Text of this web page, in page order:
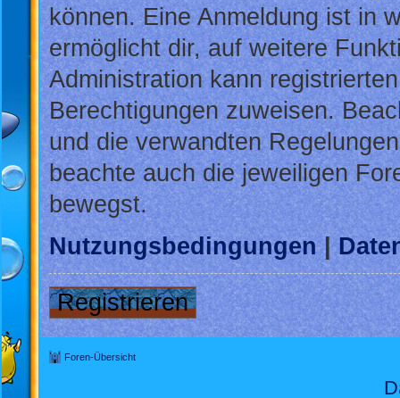
können. Eine Anmeldung ist in
ermöglicht dir, auf weitere
Administration kann
Berechtigungen zuweisen.
und die verwandten
beachte auch die jeweiligen
bewegst.
Nutzungsbedingungen|
Registrieren
Foren-Übersicht